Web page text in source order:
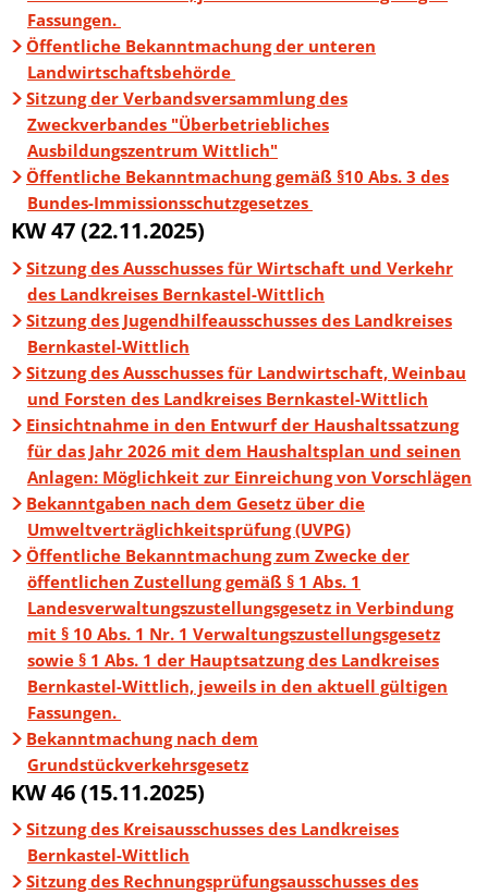
Fassungen.
Öffentliche Bekanntmachung der unteren
Landwirtschaftsbehörde
Sitzung der Verbandsversammlung des
Zweckverbandes "Überbetriebliches
Ausbildungszentrum Wittlich"
Öffentliche Bekanntmachung gemäß §10 Abs. 3 des
Bundes-Immissionsschutzgesetzes
KW 47 (22.11.2025)
Sitzung des Ausschusses für Wirtschaft und Verkehr
des Landkreises Bernkastel-Wittlich
Sitzung des Jugendhilfeausschusses des Landkreises
Bernkastel-Wittlich
Sitzung des Ausschusses für Landwirtschaft, Weinbau
und Forsten des Landkreises Bernkastel-Wittlich
Einsichtnahme in den Entwurf der Haushaltssatzung
für das Jahr 2026 mit dem Haushaltsplan und seinen
Anlagen: Möglichkeit zur Einreichung von Vorschlägen
Bekanntgaben nach dem Gesetz über die
Umweltverträglichkeitsprüfung (UVPG)
Öffentliche Bekanntmachung zum Zwecke der
öffentlichen Zustellung gemäß § 1 Abs. 1
Landesverwaltungszustellungsgesetz in Verbindung
mit § 10 Abs. 1 Nr. 1 Verwaltungszustellungsgesetz
sowie § 1 Abs. 1 der Hauptsatzung des Landkreises
Bernkastel-Wittlich, jeweils in den aktuell gültigen
Fassungen.
Bekanntmachung nach dem
Grundstückverkehrsgesetz
KW 46 (15.11.2025)
Sitzung des Kreisausschusses des Landkreises
Bernkastel-Wittlich
Sitzung des Rechnungsprüfungsausschusses des